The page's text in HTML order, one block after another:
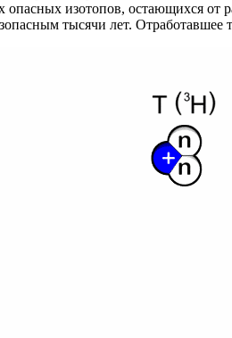
изотопов, остающихся от
тысячи лет. Отработавшее